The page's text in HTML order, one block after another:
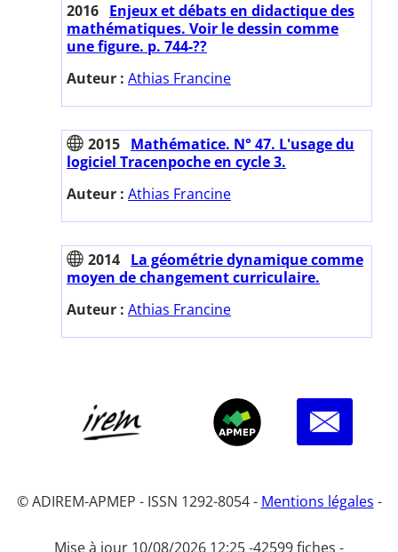
2016 Enjeux et débats en didactique des
mathématiques. Voir le dessin comme
une figure. p. 744-??
Auteur : Athias Francine
2015 Mathématice. N° 47. L'usage du
logiciel Tracenpoche en cycle 3.
Auteur : Athias Francine
2014 La géométrie dynamique comme
moyen de changement curriculaire.
Auteur : Athias Francine
© ADIREM-APMEP - ISSN 1292-8054 - Mentions légales -
Mise à jour 10/08/2026 12:25 -42599 fiches -